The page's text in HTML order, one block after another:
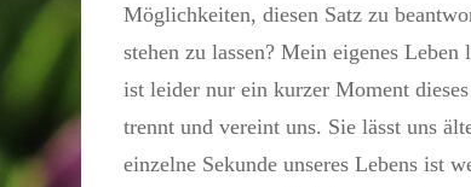
Möglichkeiten, diesen Satz zu
stehen zu lassen? Mein eigenes
ist leider nur ein kurzer Moment
trennt und vereint uns. Sie lässt uns
einzelne Sekunde unseres Lebens ist